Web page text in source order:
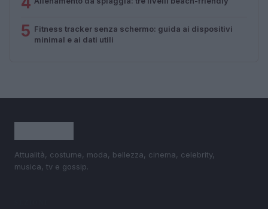
5 Fitness tracker senza schermo: guida ai dispositivi
minimal e ai dati utili
Attualità, costume, moda, bellezza, cinema, celebrity,
musica, tv e gossip.